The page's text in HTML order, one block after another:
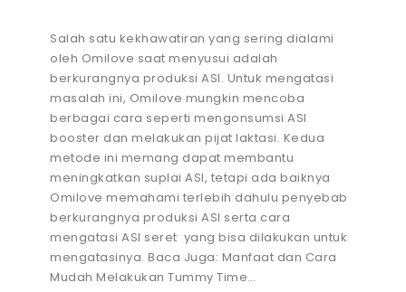
Salah satu kekhawatiran yang sering dialami
oleh Omilove saat menyusui adalah
berkurangnya produksi ASI. Untuk mengatasi
masalah ini, Omilove mungkin mencoba
berbagai cara seperti mengonsumsi ASI
booster dan melakukan pijat laktasi. Kedua
metode ini memang dapat membantu
meningkatkan suplai ASI, tetapi ada baiknya
Omilove memahami terlebih dahulu penyebab
berkurangnya produksi ASI serta cara
mengatasi ASI seret yang bisa dilakukan untuk
mengatasinya. Baca Juga: Manfaat dan Cara
Mudah Melakukan Tummy Time…